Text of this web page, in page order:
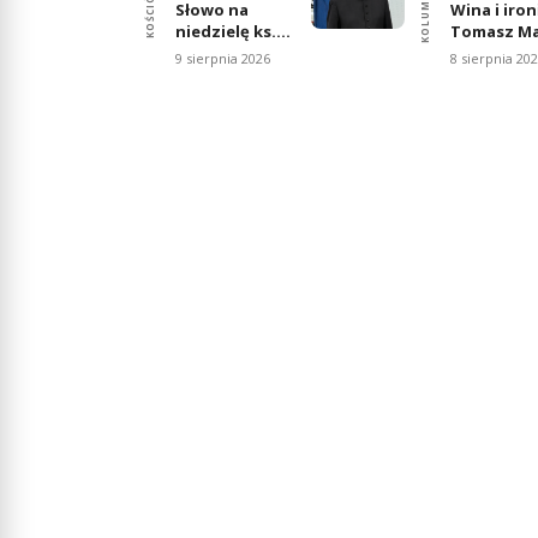
KOŚCIÓŁ
Słowo na
niedzielę ks.
dr hab. Petera
Tarlinskiego
9 sierpnia 2026
KOLUMNE
Wina i
Tomasz
8 sierpnia